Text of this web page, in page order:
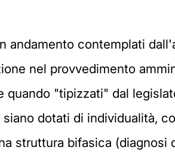
andamento contemplati
nel provvedimento
"tipizzati" dal
dotati di individualità,
struttura bifasica (diagnosi